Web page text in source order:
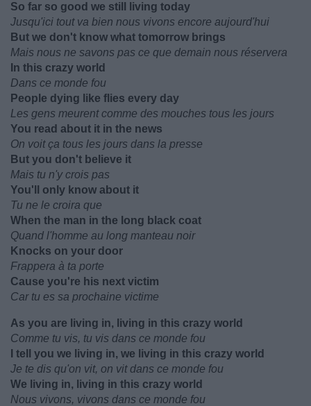
So far so good we still living today
Jusqu'ici tout va bien nous vivons encore aujourd'hui
But we don't know what tomorrow brings
Mais nous ne savons pas ce que demain nous réservera
In this crazy world
Dans ce monde fou
People dying like flies every day
Les gens meurent comme des mouches tous les jours
You read about it in the news
On voit ça tous les jours dans la presse
But you don't believe it
Mais tu n'y crois pas
You'll only know about it
Tu ne le croira que
When the man in the long black coat
Quand l'homme au long manteau noir
Knocks on your door
Frappera à ta porte
Cause you're his next victim
Car tu es sa prochaine victime
As you are living in, living in this crazy world
Comme tu vis, tu vis dans ce monde fou
I tell you we living in, we living in this crazy world
Je te dis qu'on vit, on vit dans ce monde fou
We living in, living in this crazy world
Nous vivons, vivons dans ce monde fou